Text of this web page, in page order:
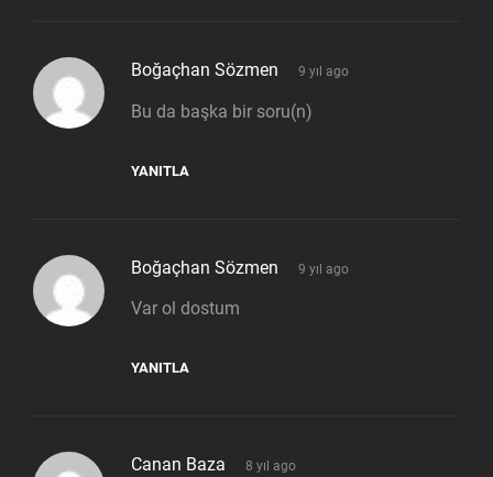
Boğaçhan Sözmen says:
9 yıl ago
Bu da başka bir soru(n)
YANITLA
Boğaçhan Sözmen says:
9 yıl ago
Var ol dostum
YANITLA
Canan Baza says:
8 yıl ago